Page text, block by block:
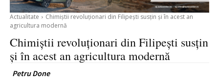
Actualitate
Chimiștii revoluționari din Filipești susțin și în acest an
agricultura modernă
Chimiștii revoluționari din Filipești susțin
și în acest an agricultura modernă
Petru Done